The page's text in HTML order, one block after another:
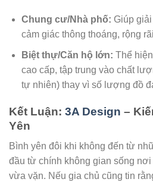
Chung cư/Nhà phố: Giúp
cảm giác thông thoáng, rộng
Biệt thự/Căn hộ lớn: Thể
cao cấp, tập trung vào chất
tự nhiên) thay vì số lượng đồ
Kết Luận: 3A Design –
Yên
Bình yên đôi khi không đến từ
đầu từ chính không gian sống
vừa vặn. Nếu gia chủ cũng tin